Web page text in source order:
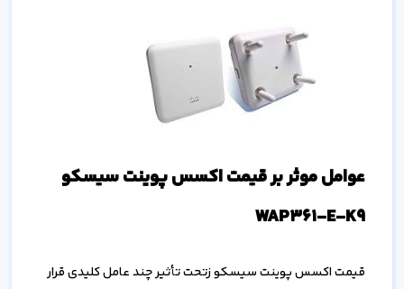
عوامل موثر بر قیمت اکسس پوینت سیسکو
WAP361-E-K9
قیمت اکسس پوینت سیسکو زتحت تأثیر چند عامل کلیدی قرار